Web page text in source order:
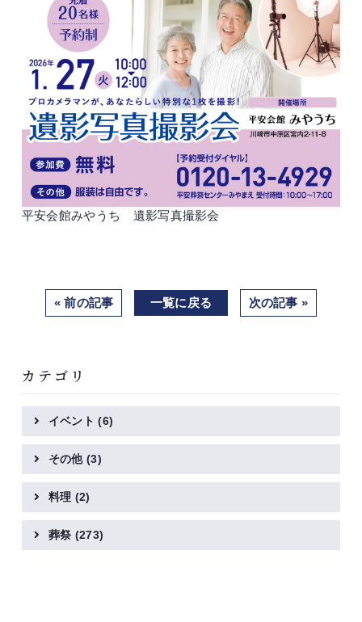
平安会館みやうち 遺影写真撮影会
« 前の記事 一覧に戻る 次の記事 »
カテゴリ
イベント(6)
その他(3)
料理 (2)
葬祭 (273)